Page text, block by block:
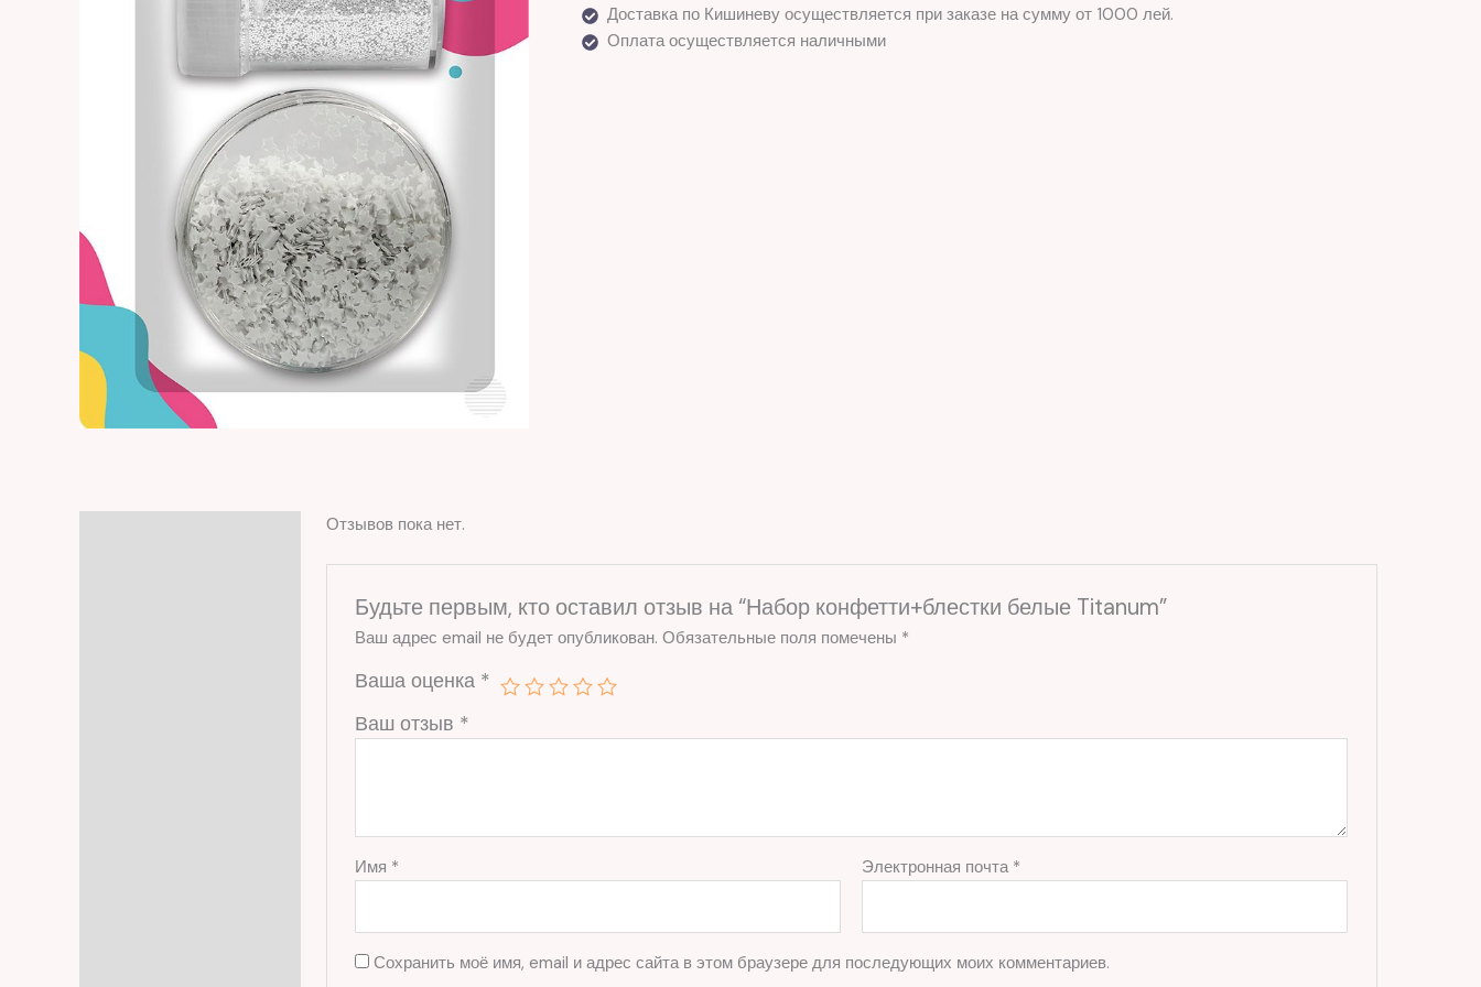
Доставка по Кишиневу осуществляется при заказе на сумму от 1000 лей.
Оплата осуществляется наличными
Отзывов пока нет.
Будьте первым, кто оставил отзыв на “Набор конфетти+блестки белые Titanum”
Ваш адрес email не будет опубликован. Обязательные поля помечены *
Ваша оценка *
Ваш отзыв *
Имя * Электронная почта *
Сохранить моё имя, email и адрес сайта в этом браузере для последующих моих комментариев.